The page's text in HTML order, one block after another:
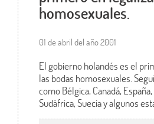
homosexuales.
01 de abril del año 2001
El gobierno holandés es el
las bodas homosexuales.
como Bélgica, Canadá,
Sudáfrica, Suecia y algunos